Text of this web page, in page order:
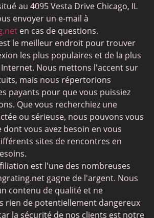
senior
bouddhistes
au 4095 Vesta Drive Chicago, IL
envoyer un e-mail à
en cas de questions.
le meilleur endroit pour trouver
les plus populaires et de la plus
Nous mettons l'accent sur
mais nous répertorions
payants pour que vous puissiez
Que vous recherchiez une
ou sérieuse, nous pouvons vous
vous avez besoin en vous
sites de rencontres en
est l'une des nombreuses
gagne de l'argent. Nous
contenu de qualité et ne
rien de potentiellement dangereux
la sécurité de nos clients est notre